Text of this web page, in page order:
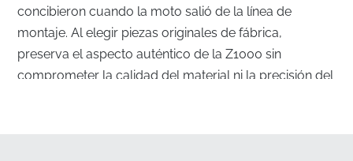
concibieron cuando la moto salió de la línea de
montaje. Al elegir piezas originales de fábrica,
preserva el aspecto auténtico de la Z1000 sin
comprometer la calidad del material ni la precisión del